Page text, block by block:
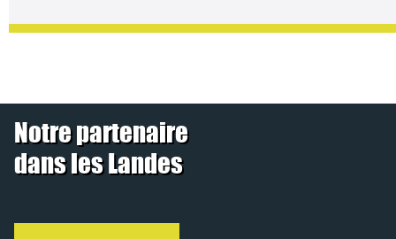
Notre partenaire
dans les Landes